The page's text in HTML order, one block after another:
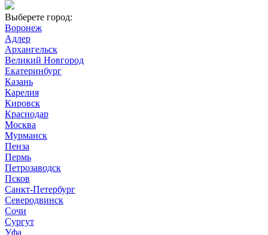
Выберете город:
Воронеж
Адлер
Архангельск
Великий Новгород
Екатеринбург
Казань
Карелия
Кировск
Краснодар
Москва
Мурманск
Пенза
Пермь
Петрозаводск
Псков
Санкт-Петербург
Северодвинск
Сочи
Сургут
Уфа